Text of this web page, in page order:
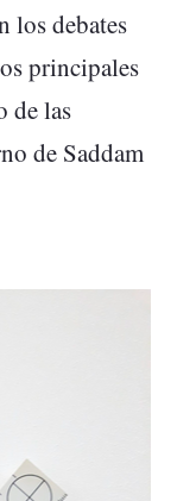
los debates
principales
de las
de Saddam